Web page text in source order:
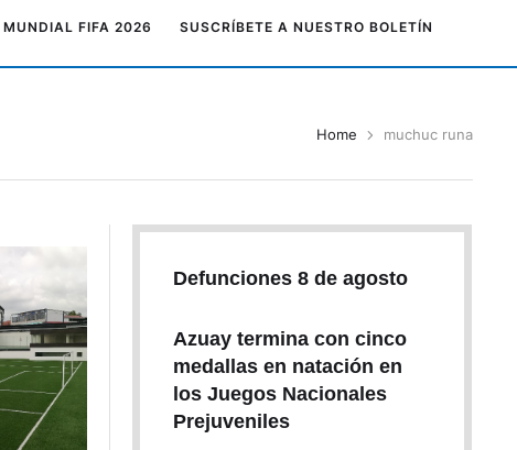
MUNDIAL FIFA 2026 SUSCRÍBETE A NUESTRO BOLETÍN
Home muchuc runa
Defunciones 8 de agosto
Azuay termina con cinco
medallas en natación en
los Juegos Nacionales
Prejuveniles